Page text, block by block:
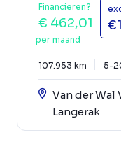
Financieren?
€ 462,01
per maand
107.953 km 5-
Van der Wal
Langerak